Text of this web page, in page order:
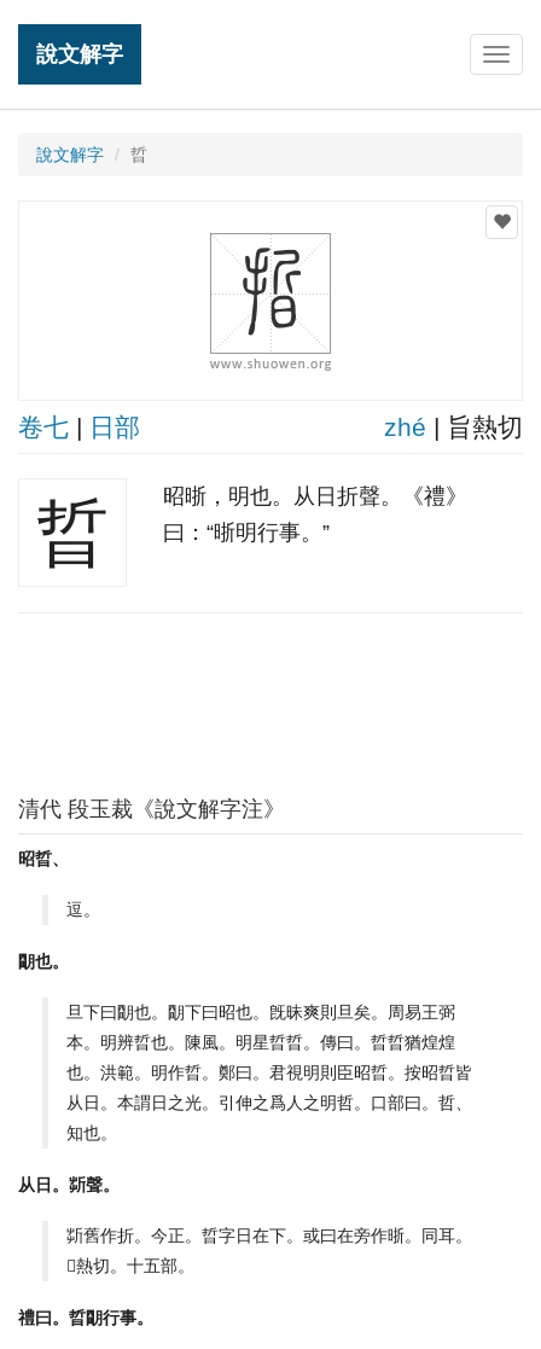
說文解字
說文解字 晢
卷七 | 日部 zhé | 旨熱切
晢
昭晣，明也。从日折聲。《禮》
曰：“晣明行事。”
清代 段玉裁《說文解字注》
昭晢、
逗。
朙也。
旦下曰朙也。朙下曰昭也。旣昧爽則旦矣。周易王弼
本。明辨晢也。陳風。明星晢晢。傳曰。晢晢猶煌煌
也。洪範。明作晢。鄭曰。君視明則臣昭晢。按昭晢皆
从日。本謂日之光。引伸之爲人之明哲。口部曰。哲、
知也。
从日。㪿聲。
㪿舊作折。今正。晢字日在下。或曰在旁作晣。同耳。
𣅀熱切。十五部。
禮曰。晢朙行事。